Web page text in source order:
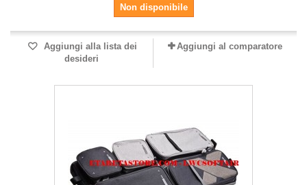
Non disponibile
Aggiungi alla lista dei
desideri
Aggiungi al comparatore